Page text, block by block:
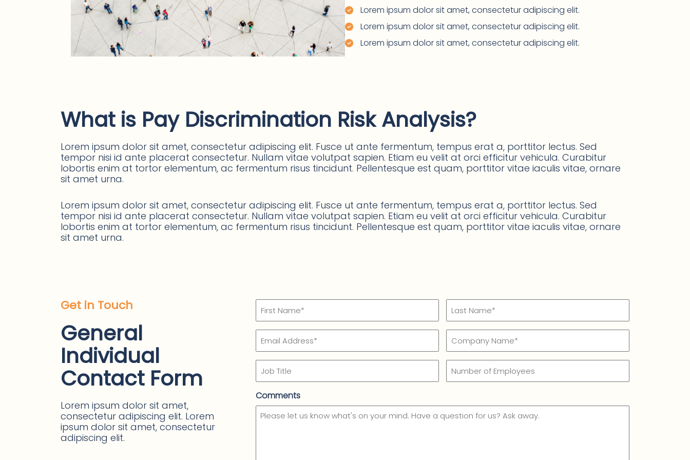
Lorem ipsum dolor sit amet, consectetur adipiscing elit.
Lorem ipsum dolor sit amet, consectetur adipiscing elit.
Lorem ipsum dolor sit amet, consectetur adipiscing elit.
What is Pay Discrimination Risk Analysis?
Lorem ipsum dolor sit amet, consectetur adipiscing elit. Fusce ut ante fermentum, tempus erat a, porttitor lectus. Sed
tempor nisi id ante placerat consectetur. Nullam vitae volutpat sapien. Etiam eu velit at orci efficitur vehicula. Curabitur
lobortis enim at tortor elementum, ac fermentum risus tincidunt. Pellentesque est quam, porttitor vitae iaculis vitae, ornare
sit amet urna.
Lorem ipsum dolor sit amet, consectetur adipiscing elit. Fusce ut ante fermentum, tempus erat a, porttitor lectus. Sed
tempor nisi id ante placerat consectetur. Nullam vitae volutpat sapien. Etiam eu velit at orci efficitur vehicula. Curabitur
lobortis enim at tortor elementum, ac fermentum risus tincidunt. Pellentesque est quam, porttitor vitae iaculis vitae, ornare
sit amet urna.
Get in Touch
General
Individual
Contact Form
Lorem ipsum dolor sit amet,
consectetur adipiscing elit. Lorem
ipsum dolor sit amet, consectetur
adipiscing elit.
(Required)
First
Name*
Last
Name*
(Required)
Name
(Required)
Title
of
Comments